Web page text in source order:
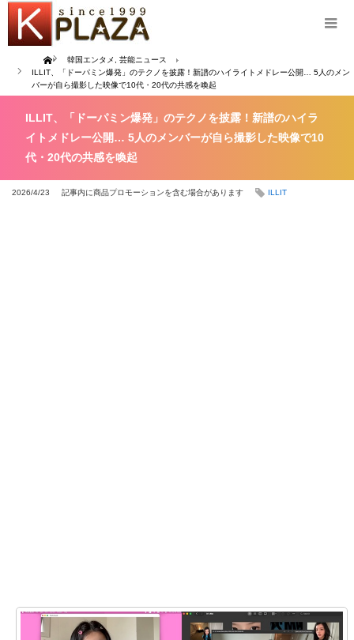
Home 韓国エンタメ
芸能ニュース
ILLIT、「ドーパミン爆発」のテクノを披露！新譜のハイライトメドレー公開… 5人のメン
バーが自ら撮影した映像で10代・20代の共感を喚起
ILLIT、「ドーパミン爆発」のテクノを披露！新譜のハイラ
イトメドレー公開… 5人のメンバーが自ら撮影した映像で10
代・20代の共感を喚起
2026/4/23 記事内に商品プロモーションを含む場合があります ILLIT